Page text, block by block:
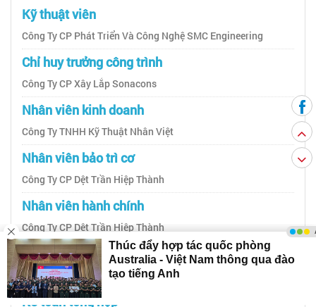
Kỹ thuật viên
Công Ty CP Phát Triển Và Công Nghệ SMC Engineering
Chỉ huy trưởng công trình
Công Ty CP Xây Lắp Sonacons
Nhân viên kinh doanh
Công Ty TNHH Kỹ Thuật Nhân Việt
Nhân viên bảo trì cơ
Công Ty CP Dệt Trần Hiệp Thành
Nhân viên hành chính
Công Ty CP Dệt Trần Hiệp Thành
Kỹ sư thiết kế khuôn
Công Ty CP Giải Pháp Cơ Khí Automech
Kế toán tổng hợp